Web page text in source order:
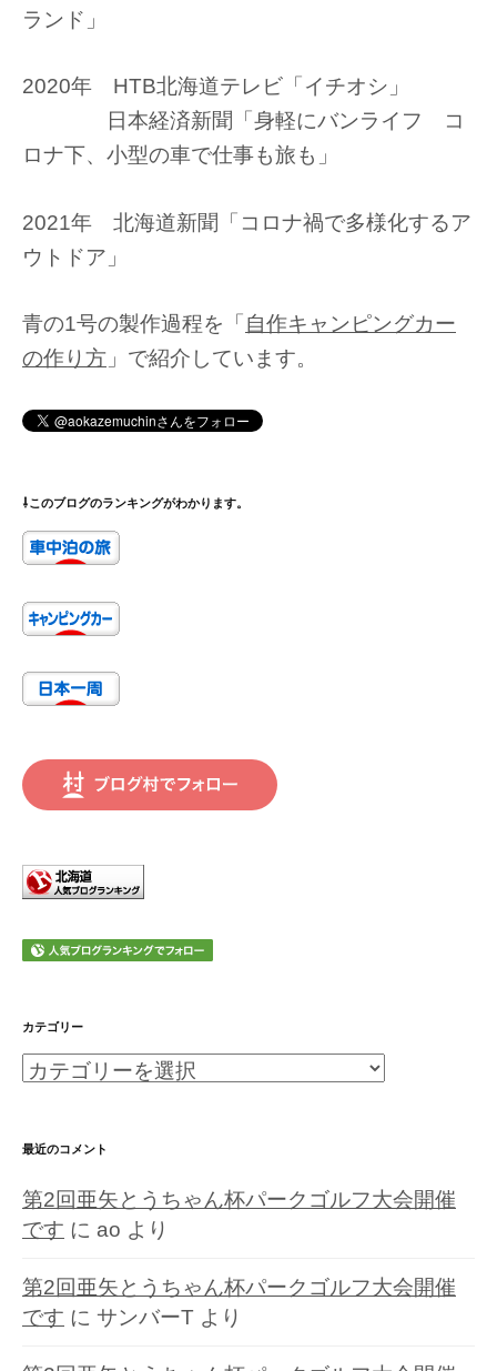
ランド」
2020年 HTB北海道テレビ「イチオシ」
日本経済新聞「身軽にバンライフ コ
ロナ下、小型の車で仕事も旅も」
2021年 北海道新聞「コロナ禍で多様化するア
ウトドア」
青の1号の製作過程を「自作キャンピングカー
の作り方 」で紹介しています。
⇩このブログのランキングがわかります。
カテゴリー
カ
ゴ
ー
最近のコメント
第2回亜矢とうちゃん杯パークゴルフ大会開催
です に ao より
第2回亜矢とうちゃん杯パークゴルフ大会開催
です に サンバーT より